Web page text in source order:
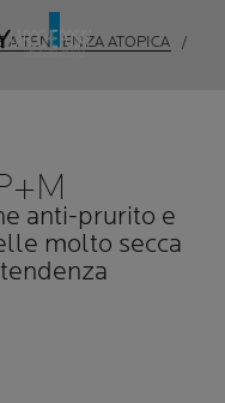
A TENDENZA ATOPICA
anti-prurito e
molto secca